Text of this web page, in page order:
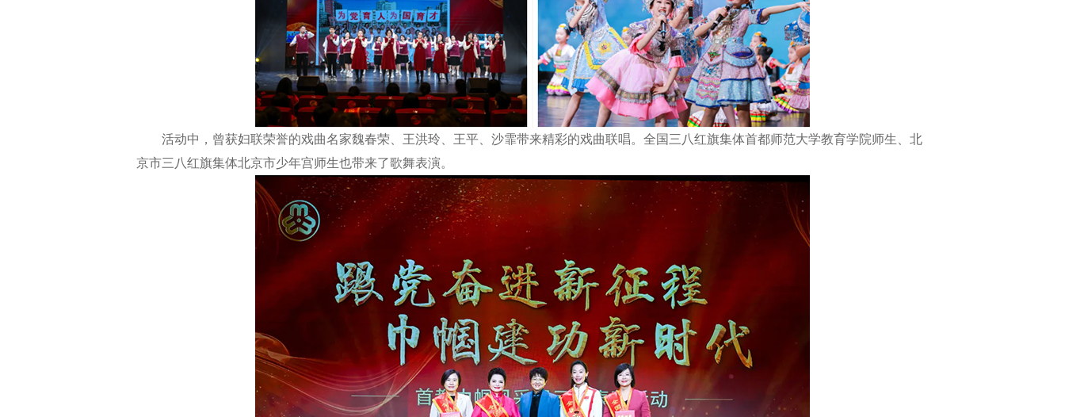
活动中，曾获妇联荣誉的戏曲名家魏春荣、王洪玲、王平、沙霏带来精彩的戏曲联唱。全国三八红旗集体首都师范大学教育学院师生、北
京市三八红旗集体北京市少年宫师生也带来了歌舞表演。